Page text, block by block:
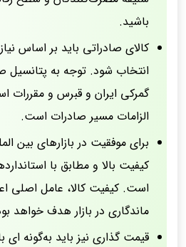
باشید.
کالای صادراتی باید بر اساس
انتخاب شود. توجه به پتانسیل
گمرکی ایران و قبرس و مقررات
الزامات مسیر صادرات است.
برای موفقیت در بازارهای بین
کیفیت بالا و مطابق با
است. کیفیت کالا، عامل اصلی
ماندگاری در بازار هدف خواهد
قیمت گذاری نیز باید به‌گونه